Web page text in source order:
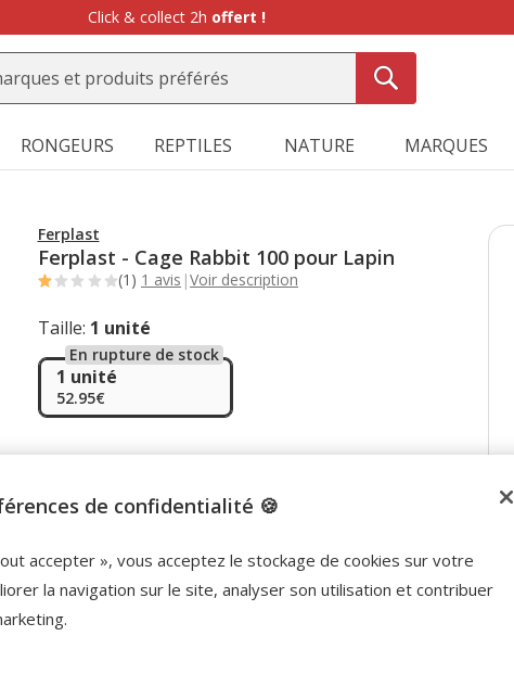
Click & collect 2h offert !
RONGEURS REPTILES NATURE MARQUES
Ferplast
Ferplast - Cage Rabbit 100 pour Lapin
(1) 1 avis |Voir description
Taille: 1 unité
1 unité
En rupture de stock
52.95€
Carte Animalis. Offre non cumulable aux autres
promotions en cours.
Voir conditions
Code: WELCOME10 Copier
de confidentialité 🍪
accepter », vous acceptez le stockage de cookies sur votre
la navigation sur le site, analyser son utilisation et contribuer